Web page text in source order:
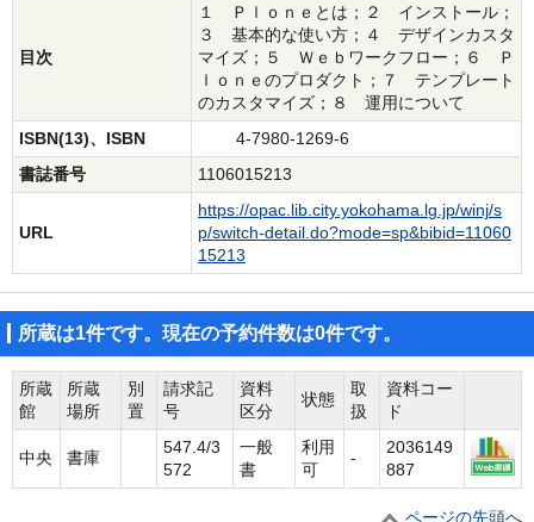
目次
１ Ｐｌｏｎｅとは；２ インストール；
３ 基本的な使い方；４ デザインカスタ
マイズ；５ Ｗｅｂワークフロー；６ Ｐ
ｌｏｎｅのプロダクト；７ テンプレート
のカスタマイズ；８ 運用について
ISBN(13)、ISBN
4-7980-1269-6
書誌番号
1106015213
URL
https://opac.lib.city.yokohama.lg.jp/winj/s
p/switch-detail.do?mode=sp&bibid=11060
15213
所蔵は1件です。現在の予約件数は0件です。
所蔵
館
所蔵
場所
別
置
請求記
号
資料
区分
状態
取
扱
資料コー
ド
中央 書庫
547.4/3
572
一般
書
利用
可
-
2036149
887
ページの先頭へ